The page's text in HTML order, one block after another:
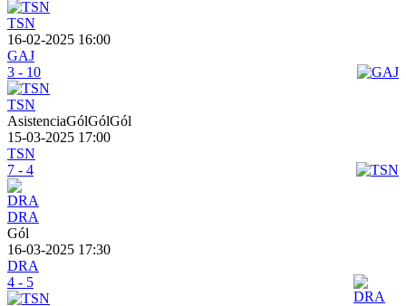
TSN
16-02-2025 16:00
GAJ
3 - 10
TSN
AsistenciaGólGólGól
15-03-2025 17:00
TSN
7 - 4
DRA
Gól
16-03-2025 17:30
DRA
4 - 5